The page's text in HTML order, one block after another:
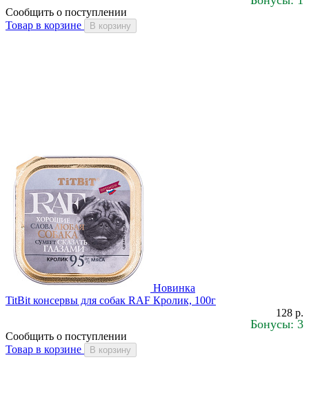
Сообщить о поступлении
Товар в корзине
В корзину
Новинка
TitBit консервы для собак RAF Кролик, 100г
128 р.
Бонусы: 3
Сообщить о поступлении
Товар в корзине
В корзину